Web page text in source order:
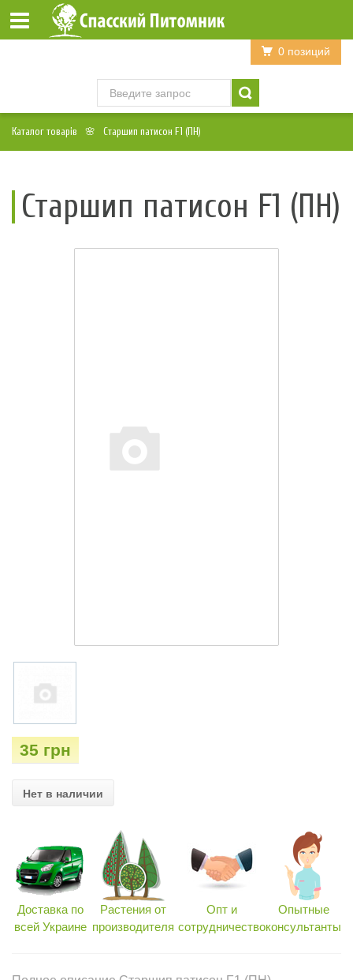
Войти Регистрация
0 позиций
Каталог товарів Старшип патисон F1 (ПН)
Старшип патисон F1 (ПН)
35 грн
Нет в наличии
Доставка по
всей Украине
Растения от
производителя
Опт и
сотрудничество
Опытные
консультанты